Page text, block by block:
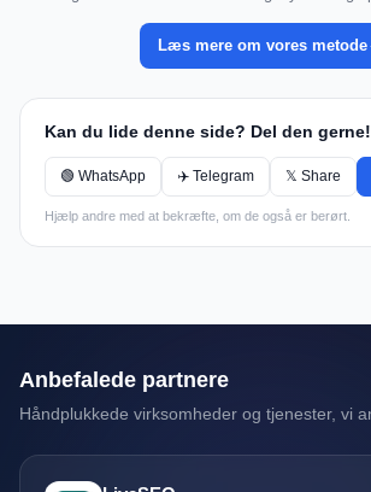
Læs mere om vores metode
Kan du lide denne side? Del den gerne!
🟢 WhatsApp ✈️ Telegram 𝕏 Share
Hjælp andre med at bekræfte, om de også er berørt.
Anbefalede partnere
Håndplukkede virksomheder og tjenester, vi